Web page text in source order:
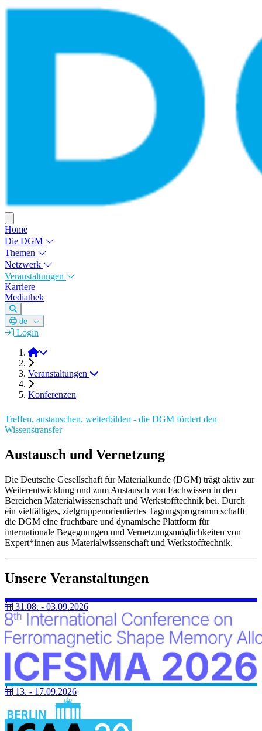
Home
Die DGM
Themen
Netzwerk
Veranstaltungen
Karriere
Mediathek
de
Login
DGM e.V.
Veranstaltungen
Konferenzen
Treffen, austauschen, weiterbilden - die DGM fördert den
Wissenstransfer
Austausch und Vernetzung
Die Deutsche Gesellschaft für Materialkunde (DGM) trägt aktiv zur
Weiterentwicklung und zum Austausch von Fachwissen in den
Bereichen Materialwissenschaft und Werkstofftechnik bei. Durch
ein vielfältiges, zielgruppenorientiertes Tagungsprogramm schafft
die DGM eine fruchtbare und dynamische Plattform für
internationale Begegnungen und Vernetzungsmöglichkeiten von
Expert*innen aus Materialwissenschaft und Werkstofftechnik.
Unsere Veranstaltungen
31.08. - 03.09.2026
13. - 17.09.2026